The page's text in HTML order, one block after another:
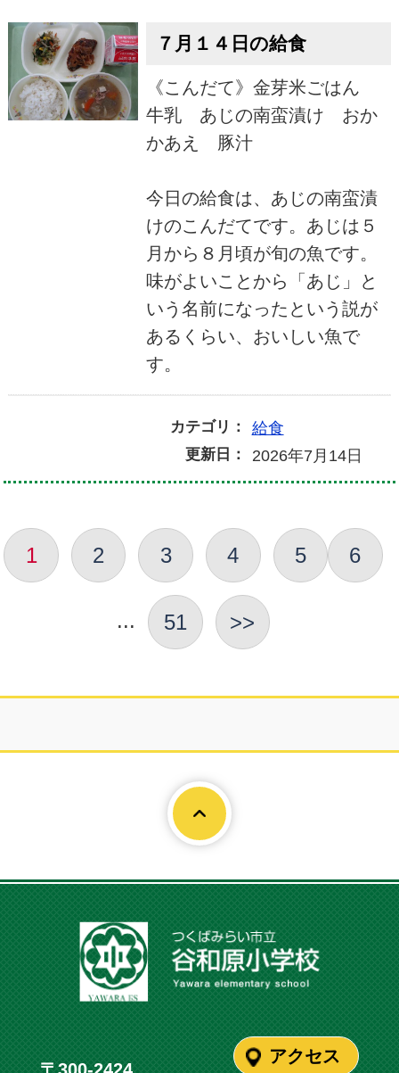
７月１４日の給食
《こんだて》金芽米ごはん
牛乳 あじの南蛮漬け おか
かあえ 豚汁
今日の給食は、あじの南蛮漬
けのこんだてです。あじは５
月から８月頃が旬の魚です。
味がよいことから「あじ」と
いう名前になったという説が
あるくらい、おいしい魚で
す。
カテゴリ： 給食
更新日： 2026年7月14日
1 2 3 4 5 6
... 51 >>
アクセス